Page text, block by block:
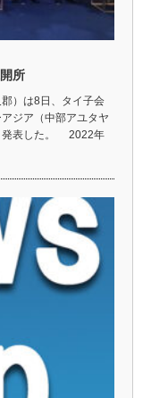
所
）は8日、タイ子会
ジア（中部アユタヤ
発表した。 2022年